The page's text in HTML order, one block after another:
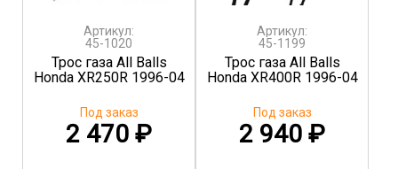
Артикул:
45-1020
Трос газа All Balls
Honda XR250R 1996-04
2 470 ₽
Под заказ
Артикул:
45-1199
Трос газа All Balls
Honda XR400R 1996-04
2 940₽
Под заказ